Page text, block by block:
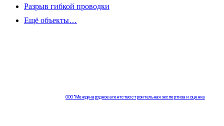
Разрыв гибкой проводки
Ещё объекты…
ООО "Международное агентство строительная экспертиза и оценка